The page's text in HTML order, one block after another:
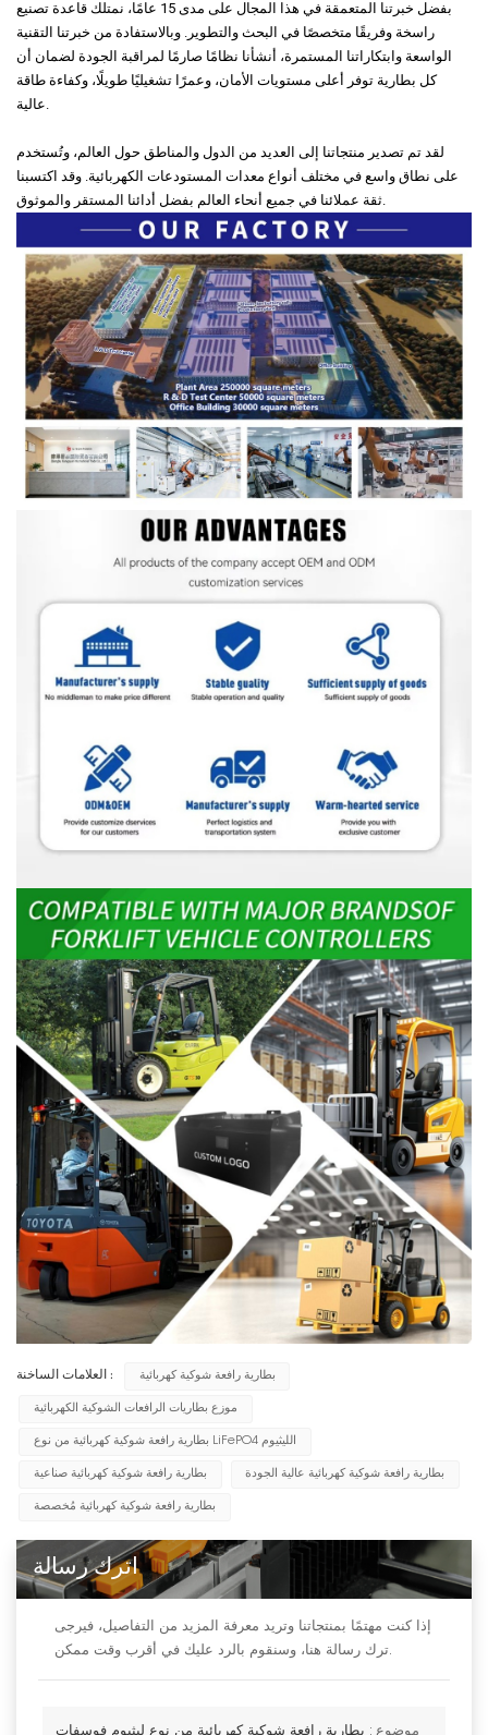
بفضل خبرتنا المتعمقة في هذا المجال على مدى 15 عامًا، نمتلك قاعدة تصنيع
راسخة وفريقًا متخصصًا في البحث والتطوير. وبالاستفادة من خبرتنا التقنية
الواسعة وابتكاراتنا المستمرة، أنشأنا نظامًا صارمًا لمراقبة الجودة لضمان أن
كل بطارية توفر أعلى مستويات الأمان، وعمرًا تشغيليًا طويلًا، وكفاءة طاقة
لقد تم تصدير منتجاتنا إلى العديد من الدول والمناطق حول العالم، وتُستخدم
على نطاق واسع في مختلف أنواع معدات المستودعات الكهربائية. وقد اكتسبنا
العلامات الساخنة : بطارية رافعة شوكية كهربائية
موزع بطاريات الرافعات الشوكية الكهربائية
بطارية رافعة شوكية كهربائية من نوع LiFePO4 الليثيوم
بطارية رافعة شوكية كهربائية صناعية بطارية رافعة شوكية كهربائية عالية الجودة
بطارية رافعة شوكية كهربائية مُخصصة
اترك رسالة
إذا كنت مهتمًا بمنتجاتنا وتريد معرفة المزيد من التفاصيل، فيرجى
ترك رسالة هنا، وسنقوم بالرد عليك في أقرب وقت ممكن.
موضوع : بطارية رافعة شوكية كهربائية من نوع ليثيوم فوسفات